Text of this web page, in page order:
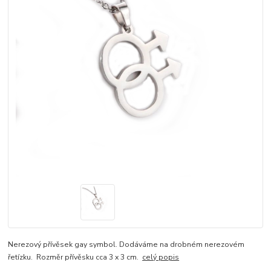
Nerezový přívěsek gay symbol. Dodáváme na drobném nerezovém
řetízku. Rozměr přívěsku cca 3 x 3 cm. celý popis